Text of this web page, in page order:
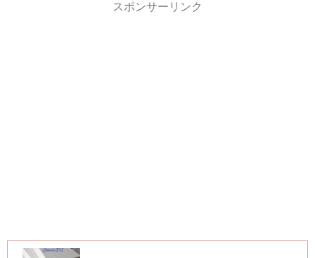
スポンサーリンク